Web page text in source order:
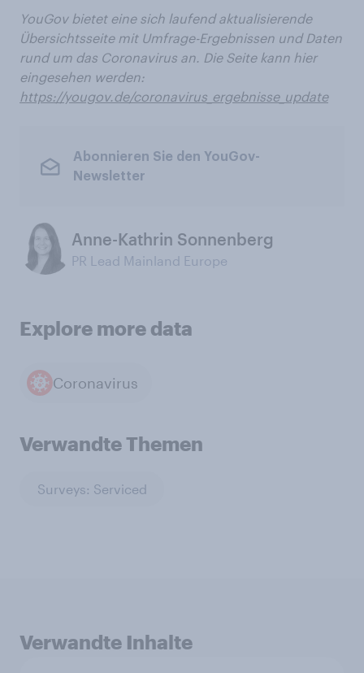
YouGov bietet eine sich laufend aktualisierende
Übersichtsseite mit Umfrage-Ergebnissen und Daten
rund um das Coronavirus an. Die Seite kann hier
eingesehen werden:
https://yougov.de/coronavirus_ergebnisse_update
Abonnieren Sie den YouGov-
Newsletter
Anne-Kathrin Sonnenberg
PR Lead Mainland Europe
Explore more data
Coronavirus
Verwandte Themen
Surveys: Serviced
Verwandte Inhalte